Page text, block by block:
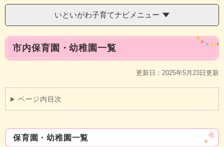
いといがわ子育てナビメニュー
本
文 市内保育園・幼稚園一覧
更新日：2025年5月23日更新
ページ内目次
保育園・幼稚園一覧